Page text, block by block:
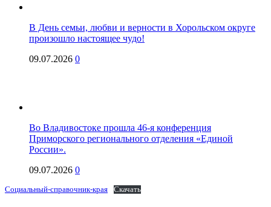
В День семьи, любви и верности в Хорольском округе
произошло настоящее чудо!
09.07.2026 0
Во Владивостоке прошла 46-я конференция
Приморского регионального отделения «Единой
России».
09.07.2026 0
Социальный-справочник-края Скачать